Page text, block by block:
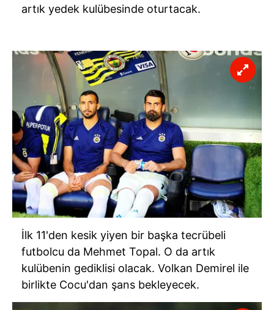
artık yedek kulübesinde oturtacak.
İlk 11'den kesik yiyen bir başka tecrübeli
futbolcu da Mehmet Topal. O da artık
kulübenin gediklisi olacak. Volkan Demirel ile
birlikte Cocu'dan şans bekleyecek.